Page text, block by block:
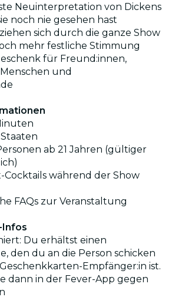
Neuinterpretation von Dickens
noch nie gesehen hast
sich durch die ganze Show
mehr festliche Stimmung
für Freund:innen,
und
ab 21 Jahren (gültiger
Cocktails während der Show
FAQs zur Veranstaltung
Infos
Du erhältst einen
den du an die Person schicken
Empfänger:in ist.
dann in der Fever-App gegen